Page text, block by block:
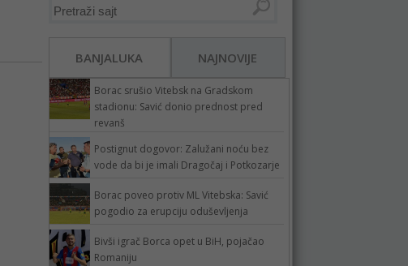
BANJALUKA NAJNOVIJE
Borac srušio Vitebsk na Gradskom
stadionu: Savić donio prednost pred
revanš
Postignut dogovor: Zalužani noću bez
vode da bi je imali Dragočaj i Potkozarje
Borac poveo protiv ML Vitebska: Savić
pogodio za erupciju oduševljenja
Bivši igrač Borca opet u BiH, pojačao
Romaniju